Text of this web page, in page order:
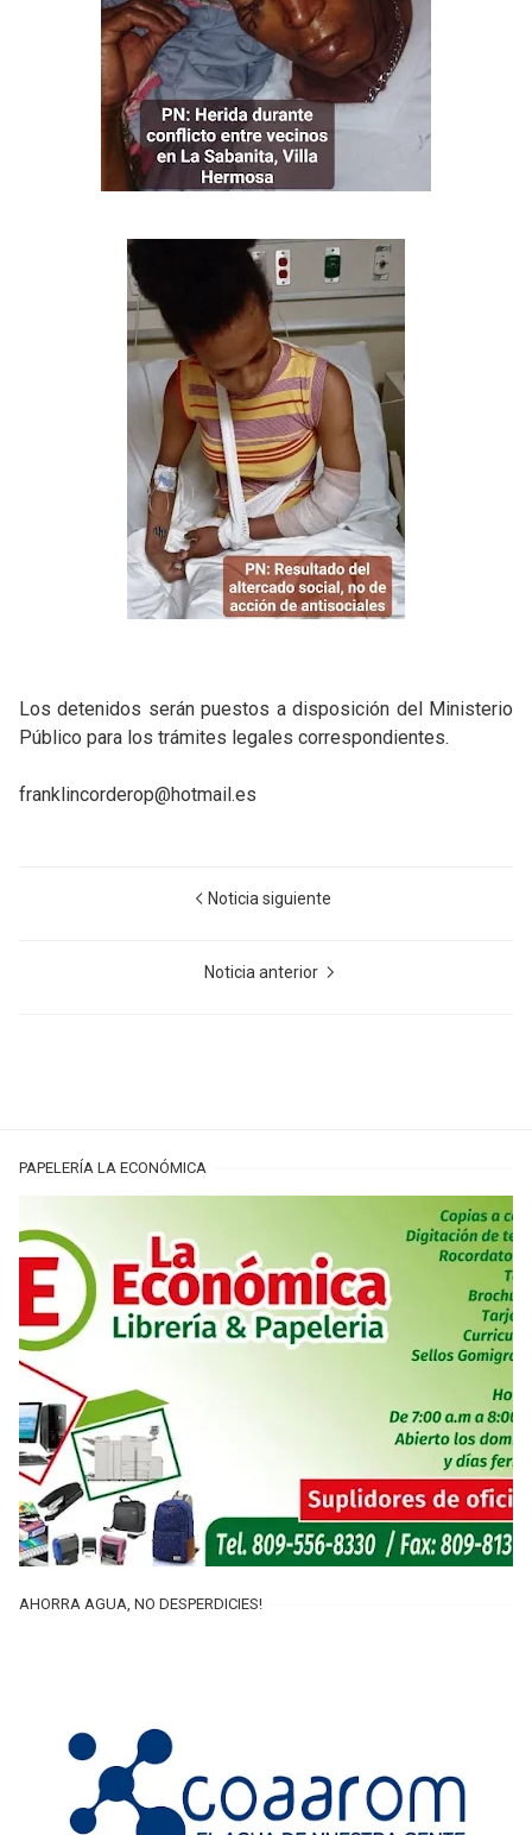
Los detenidos serán puestos a disposición del Ministerio
Público para los trámites legales correspondientes.
franklincorderop@hotmail.es
Noticia siguiente
Noticia anterior
PAPELERÍA LA ECONÓMICA
AHORRA AGUA, NO DESPERDICIES!